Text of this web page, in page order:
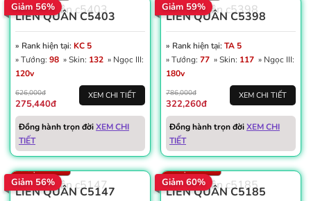
Giảm 56%
LIÊN QUÂN C5403
» Rank hiện tại:
KC 5
» Tướng: 98 » Skin: 132 » Ngọc III:
120v
626,000đ
275,440đ
XEM CHI TIẾT
Đồng hành trọn đờiXEM CHI
TIẾT
Giảm 59%
LIÊN QUÂN C5398
» Rank hiện tại:
TA 5
» Tướng: 77 » Skin: 117 » Ngọc III:
180v
786,000đ
322,260đ
XEM CHI TIẾT
Đồng hành trọn đờiXEM CHI
TIẾT
Giảm 56%
Vàng: 73K
Dấu ấn: 2
Thẻ đổi tên: 4
Số trận: 2.177
LIÊN QUÂN C5147
Giảm 60%
Win: 59%
Dấu ấn: 4
Thẻ đổi tên: 3
Số trận: 1.626
LIÊN QUÂN C5185